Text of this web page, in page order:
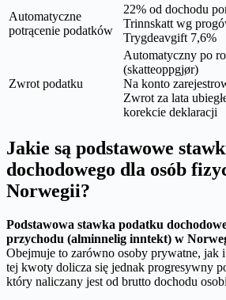
Automatyczne
potrącenie podatków
22% od dochodu
Trinnskatt wg
Trygdeavgift 7,6%
Zwrot podatku
Automatyczny po
(skatteoppgjør)
Na konto
Zwrot za lata
korekcie deklaracji
Jakie są podstawowe
dochodowego dla osób
Norwegii?
Podstawowa stawka podatku
przychodu (alminnelig inntekt) w
Obejmuje to zarówno osoby prywatne, jak
tej kwoty dolicza się jednak progresywny
który naliczany jest od brutto dochodu